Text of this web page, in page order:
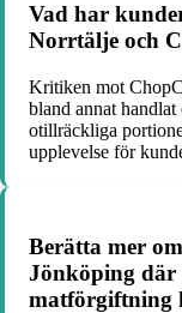
Vad har
Norrtälje och
Kritiken mot
bland annat
otillräckliga
upplevelse för
Berätta mer
Jönköping där
matförgiftning